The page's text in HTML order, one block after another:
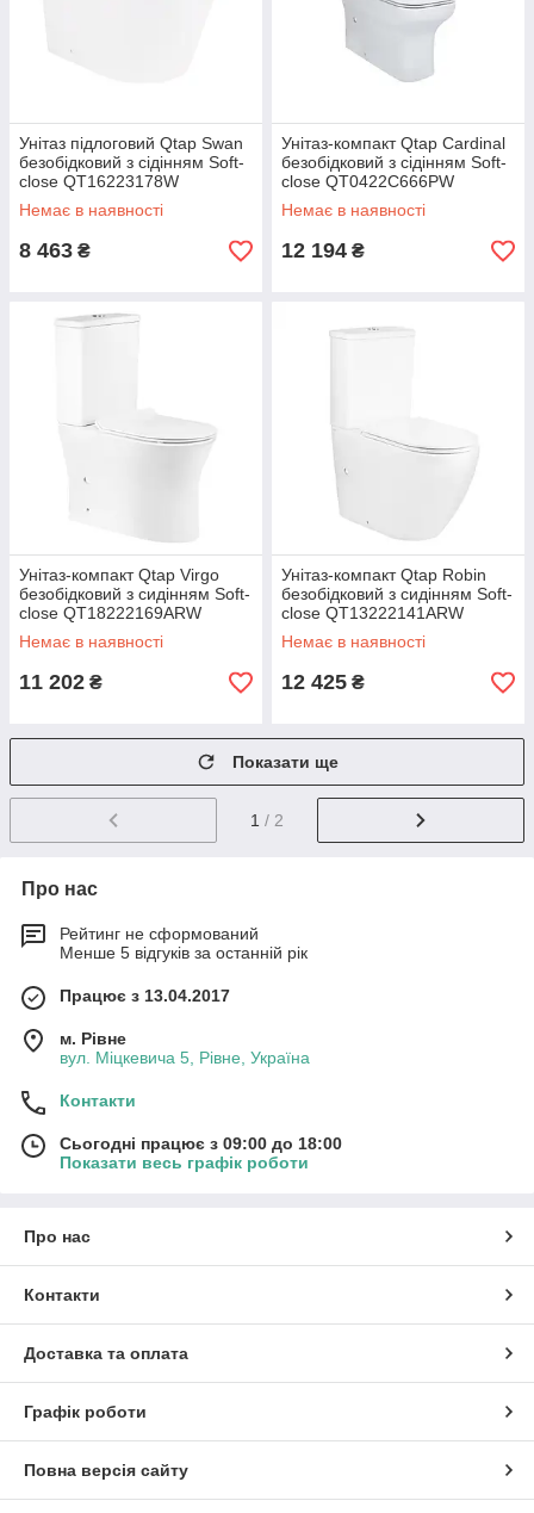
Унітаз підлоговий Qtap Swan
безобідковий з сідінням Soft-
close QT16223178W
Немає в наявності
8 463 ₴
Унітаз-компакт Qtap Cardinal
безобідковий з сідінням Soft-
close QT0422C666PW
Немає в наявності
12 194 ₴
Унітаз-компакт Qtap Virgo
безобідковий з сидінням Soft-
close QT18222169ARW
Немає в наявності
11 202 ₴
Унітаз-компакт Qtap Robin
безобідковий з сидінням Soft-
close QT13222141ARW
Немає в наявності
12 425 ₴
Показати ще
1 / 2
Про нас
Рейтинг не сформований
Менше 5 відгуків за останній рік
Працює з 13.04.2017
м. Рівне
вул. Міцкевича 5, Рівне, Україна
Контакти
Сьогодні працює з 09:00 до 18:00
Показати весь графік роботи
Про нас
Контакти
Доставка та оплата
Графік роботи
Повна версія сайту